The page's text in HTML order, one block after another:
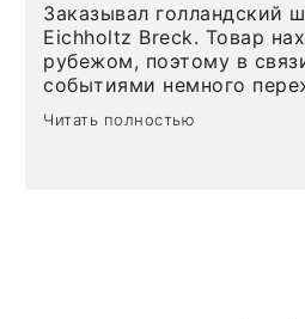
Заказывал голландский
Eichholtz Breck. Товар
рубежом, поэтому в
событиями немного
Но homeadore привезли
определенное в
Читать полностью